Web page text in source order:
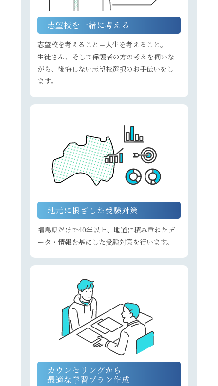
志望校を一緒に考える
志望校を考えること＝人生を考えること。
生徒さん、そして保護者の方の考えを伺いな
がら、後悔しない志望校選択のお手伝いをし
ます。
地元に根ざした受験対策
福島県だけで40年以上、地道に積み重ねたデ
ータ・情報を基にした受験対策を行います。
カウンセリングから
最適な学習プラン作成